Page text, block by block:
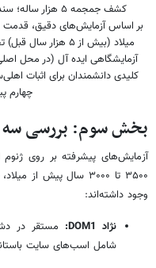
کشف جمجمه ۵ هزار ساله؛ سندی تازه از تاریخچه اهلی‌سازی اسب در اروپا
میلاد (بیش از ۵
آزمایشگاهی ایده آل (در محل
کلیدی دانشمندان برای اثبات
چهارم
بخش سوم: بررسی سه
آزمایش‌های پیشرفته بر روی
۳۵۰۰ تا ۳۰۰۰ سال
وجود داشته‌اند:
نژاد DOM1:
مستقر در
شامل اسب‌های سایت